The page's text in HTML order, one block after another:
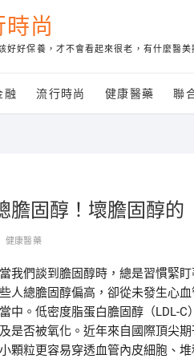
尚
好好保養，才不會看起來很老，有什麼醫
融 流行時尚 健康醫藥 聯
膽固醇！壞膽固醇的
健康醫藥
我們談到膽固醇時，總是習慣緊
人總膽固醇偏高，卻從未發生心
中。低密度脂蛋白膽固醇（LDL-
是否被氧化。近年來自國際頂尖
顆粒更容易穿透血管內皮細胞、